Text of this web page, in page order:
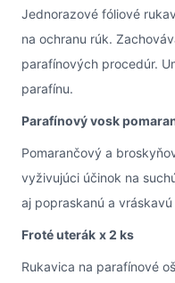
Jednorazové fóliové
na ochranu rúk.
parafínových procedúr.
parafínu.
Parafínový vosk
Pomarančový a
vyživujúci účinok na
aj popraskanú a
Froté uterák x 2 ks
Rukavica na parafínové